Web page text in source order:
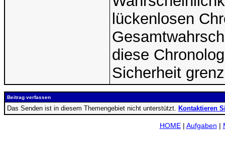
lückenlosen
diese
Sicherheit
Beitrag verfassen
Das Senden ist in diesem Themengebiet nicht unterstützt. Kontaktieren
HOME| Aufgaben |